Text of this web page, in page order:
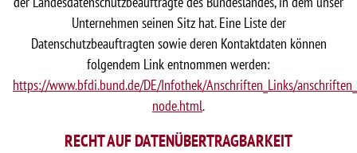
Unternehmen seinen Sitz hat. Eine Liste der
Datenschutzbeauftragten sowie deren Kontaktdaten können
folgendem Link entnommen werden:
https://www.bfdi.bund.de/DE/Infothek/Anschriften_Links/
node.html.
RECHT AUF DATENÜBERTRAGBARKEIT